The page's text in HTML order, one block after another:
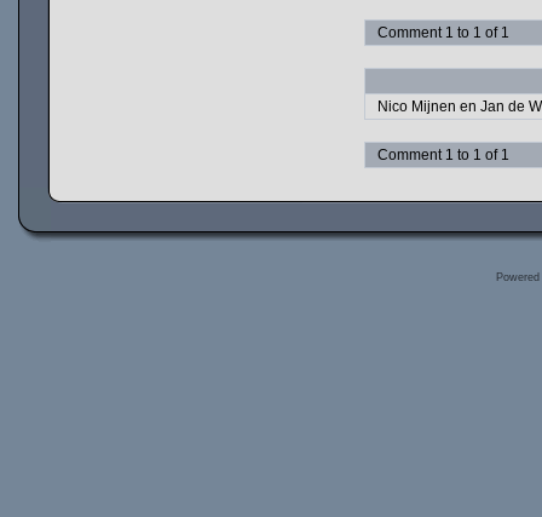
Comment 1 to 1 of 1
Nico Mijnen en Jan de
Comment 1 to 1 of 1